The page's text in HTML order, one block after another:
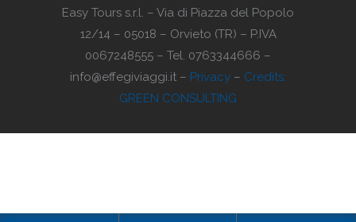
Easy Tours s.r.l. – Via di Piazza del Popolo
12/14 – 05018 – Orvieto (TR) – P.IVA
0067248555 – Tel. 0763344666 –
info@effegiviaggi.it – Privacy – Credits:
GREEN CONSULTING